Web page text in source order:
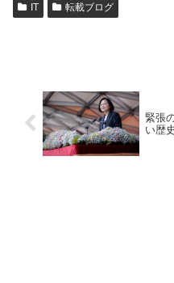
IT 転載ブログ
緊張
い歴